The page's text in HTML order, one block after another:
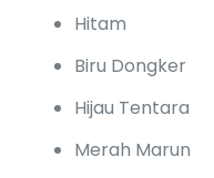
Hitam
Biru Dongker
Hijau Tentara
Merah Marun